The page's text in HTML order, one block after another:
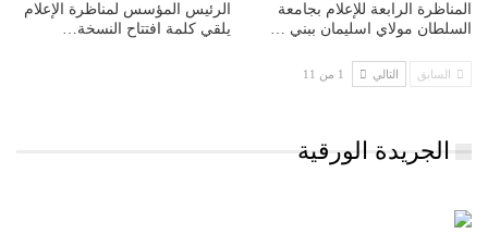
المناظرة الرابعة للإعلام بجامعة
السلطان مولاي اسليمان ببني …
الرئيس المؤسس لمناظرة الإعلام
يلقي كلمة افتتاح النسخة…
السابق التالي 1 من 11
الجريدة الورقية